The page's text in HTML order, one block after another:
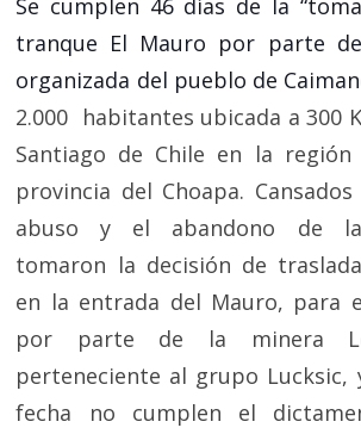
Se cumplen 46 días de la
tranque El Mauro por parte
organizada del pueblo de
2.000 habitantes ubicada a 300
Santiago de Chile en la región
provincia del Choapa.
abuso y el abandono de
tomaron la decisión de
en la entrada del Mauro, para
por parte de la minera
perteneciente al grupo Lucksic,
fecha no cumplen el